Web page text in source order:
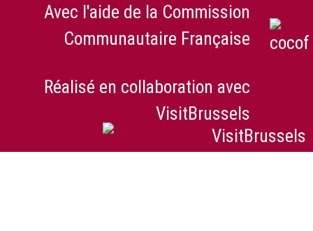
Avec l'aide de la Commission
Communautaire Française
Réalisé en collaboration avec
VisitBrussels